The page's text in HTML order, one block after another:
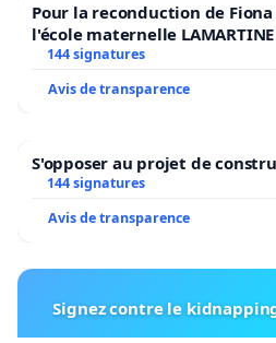
Pour la reconduction de
l'école maternelle
2026/2027
144 signatures
Avis de transparence
S'opposer au projet de
144 signatures
Avis de transparence
Signez contre le